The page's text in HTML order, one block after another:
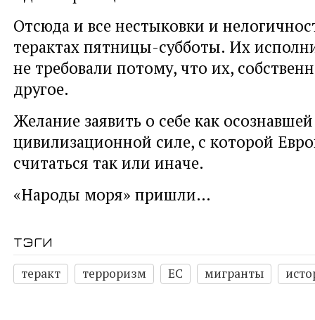
Отсюда и все нестыковки и
терактах пятницы-субботы. Их
не требовали потому, что их,
другое.
Желание заявить о себе как
цивилизационной силе, с которой
считаться так или иначе.
«Народы моря» пришли…
тэги
теракт терроризм ЕС мигранты